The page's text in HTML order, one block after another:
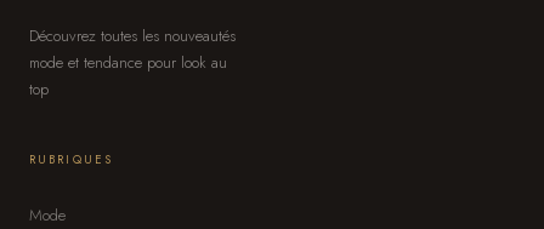
Découvrez toutes les nouveautés
mode et tendance pour look au
top
RUBRIQUES
Mode